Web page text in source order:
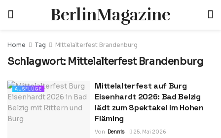
BerlinMagazine
Home Tag Mittelalterfest Brandenburg
Schlagwort: Mittelalterfest Brandenburg
AUSFLÜGE
Mittelalterfest auf Burg
Eisenhardt 2026: Bad Belzig
lädt zum Spektakel im Hohen
Fläming
Von Dennis 25. Mai 2026